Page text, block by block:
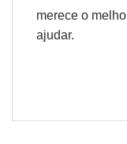
merece o
ajudar.